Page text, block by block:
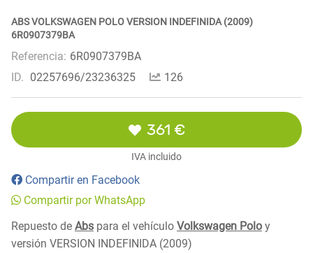
ABS VOLKSWAGEN POLO VERSION INDEFINIDA (2009)
6R0907379BA
Referencia: 6R0907379BA
ID. 02257696/23236325 126
361 €
IVA incluido
Compartir en Facebook
Compartir por WhatsApp
Repuesto de Abs para el vehículo Volkswagen Polo y
versión VERSION INDEFINIDA (2009)